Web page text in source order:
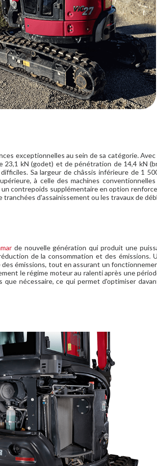
exceptionnelles au sein de sa catégorie.
kN (godet) et de pénétration de 14,4 kN
Sa largeur de châssis inférieure de 1
à celle des machines
contrepoids supplémentaire en option
d'assainissement ou les travaux de
de nouvelle génération qui produit une
de la consommation et des émissions.
émissions, tout en assurant un
le régime moteur au ralenti après une
nécessaire, ce qui permet d'optimiser